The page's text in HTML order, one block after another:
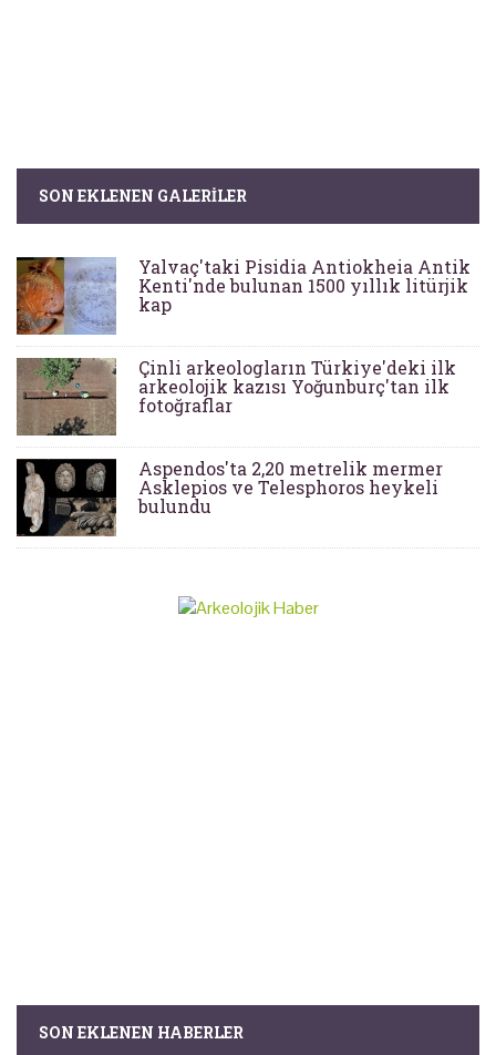
SON EKLENEN GALERILER
Yalvaç'taki Pisidia Antiokheia Antik
Kenti'nde bulunan 1500 yıllık litürjik
kap
Çinli arkeologların Türkiye'deki ilk
arkeolojik kazısı Yoğunburç'tan ilk
fotoğraflar
Aspendos'ta 2,20 metrelik mermer
Asklepios ve Telesphoros heykeli
bulundu
SON EKLENEN HABERLER